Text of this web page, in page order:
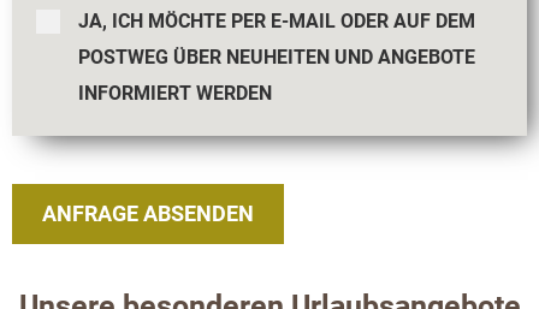
JA, ICH MÖCHTE PER E-MAIL ODER AUF DEM
POSTWEG ÜBER NEUHEITEN UND ANGEBOTE
INFORMIERT WERDEN